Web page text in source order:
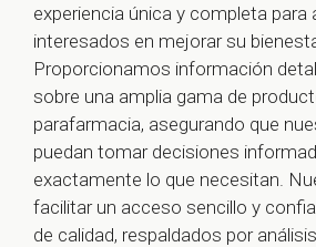
experiencia única y completa para
interesados en mejorar su
Proporcionamos información
sobre una amplia gama de
parafarmacia, asegurando que
puedan tomar decisiones
exactamente lo que necesitan.
facilitar un acceso sencillo y
de calidad, respaldados por